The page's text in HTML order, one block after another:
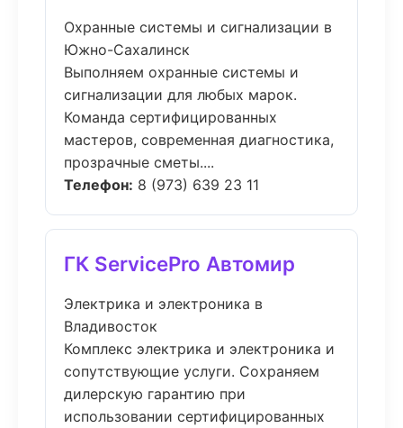
Охранные системы и сигнализации в
Южно-Сахалинск
Выполняем охранные системы и
сигнализации для любых марок.
Команда сертифицированных
мастеров, современная диагностика,
прозрачные сметы....
Телефон: 8 (973) 639 23 11
ГК ServicePro Автомир
Электрика и электроника в
Владивосток
Комплекс электрика и электроника и
сопутствующие услуги. Сохраняем
дилерскую гарантию при
использовании сертифицированных